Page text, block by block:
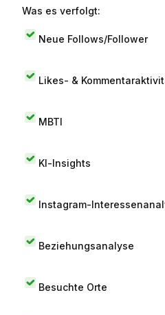
Was es verfolgt:
Neue Follows/Follower
Likes- &
MBTI
KI-Insights
Instagram-
Beziehungsanalyse
Besuchte Orte